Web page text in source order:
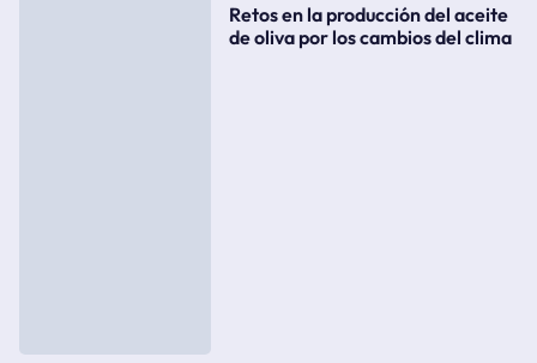
Retos en la producción del aceite
de oliva por los cambios del clima